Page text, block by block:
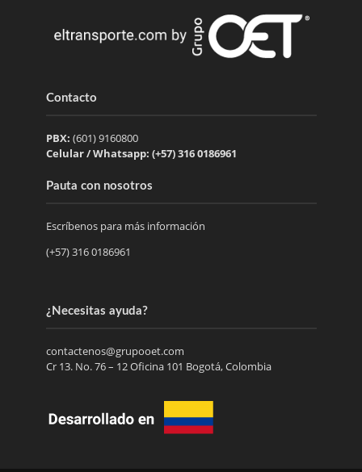
Contacto
PBX: (601) 9160800
Celular / Whatsapp: (+57) 316 0186961
Pauta con nosotros
Escríbenos para más información
(+57) 316 0186961
¿Necesitas ayuda?
contactenos@grupooet.com
Cr 13. No. 76 – 12 Oficina 101 Bogotá, Colombia